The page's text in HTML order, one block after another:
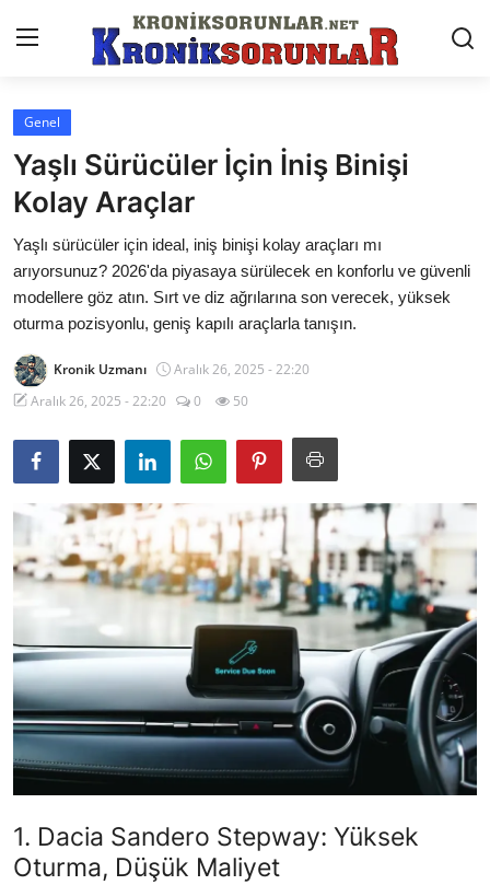
Anasayfa
Markalar
İletişim
Trafik & Cezalar
Sigorta & Kasko
Vergi & ÖTV & MTV
Sorgulamalar
İkinci El & Alım-Satım
Bakım & Arıza Çözümleri
Elektrikli & Hibrit
Kiralama & Filo
Sürüş & Güvenlik
Lastik & Jant
LPG & Yakıt
Genel
Yaşlı Sürücüler İçin İniş Binişi
Kolay Araçlar
Yaşlı sürücüler için ideal, iniş binişi kolay araçları mı
arıyorsunuz? 2026'da piyasaya sürülecek en konforlu ve güvenli
modellere göz atın. Sırt ve diz ağrılarına son verecek, yüksek
oturma pozisyonlu, geniş kapılı araçlarla tanışın.
Kronik Uzmanı
Aralık 26, 2025 - 22:20
Aralık 26, 2025 - 22:20
0 50
1. Dacia Sandero Stepway: Yüksek
Oturma, Düşük Maliyet